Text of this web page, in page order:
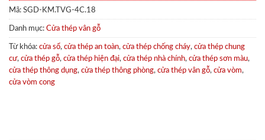
Mã: SGD-KM.TVG-4C.18
Danh mục: Cửa thép vân gỗ
Từ khóa: cửa sổ, cửa thép an toàn, cửa thép chống cháy, cửa thép chung
cư, cửa thép gỗ, cửa thép hiện đại, cửa thép nhà chính, cửa thép sơn màu,
cửa thép thông dụng, cửa thép thông phòng, cửa thép vân gỗ, cửa vòm,
cửa vòm cong